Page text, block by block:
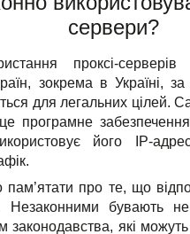
сервери?
проксі-
зокрема в Україні,
для легальних цілей.
програмне
його IP-
про те, що
Незаконними бувають
законодавства, які можуть